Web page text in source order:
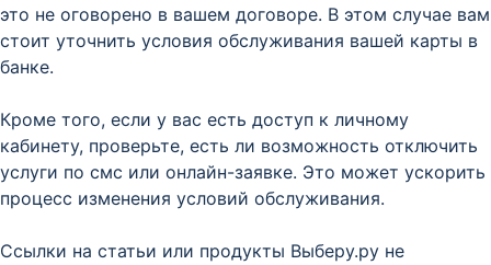
это не оговорено в вашем договоре. В этом случае вам
стоит уточнить условия обслуживания вашей карты в
банке.
Кроме того, если у вас есть доступ к личному
кабинету, проверьте, есть ли возможность отключить
услуги по смс или онлайн-заявке. Это может ускорить
процесс изменения условий обслуживания.
Ссылки на статьи или продукты Выберу.ру не